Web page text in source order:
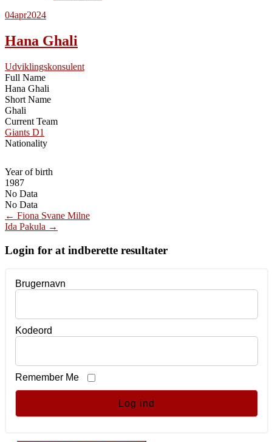
04apr2024
Hana Ghali
Udviklingskonsulent
Full Name
Hana Ghali
Short Name
Ghali
Current Team
Giants D1
Nationality
Year of birth
1987
No Data
No Data
Post
navigation
← Fiona Svane Milne
Ida Pakula →
Login for at indberette resultater
Brugernavn
Kodeord
Remember Me